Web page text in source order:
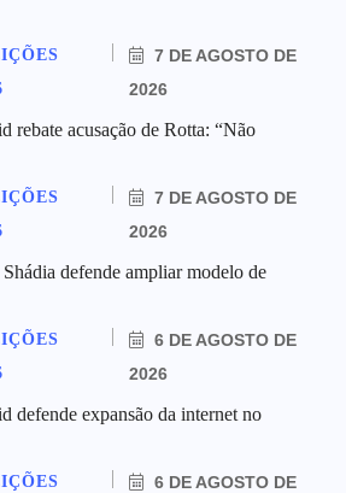
7 DE AGOSTO DE
2026
rebate acusação de Rotta: “Não
7 DE AGOSTO DE
2026
defende ampliar modelo de
6 DE AGOSTO DE
2026
defende expansão da internet no
6 DE AGOSTO DE